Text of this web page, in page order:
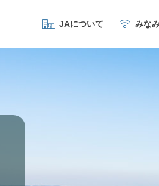
JAについて みな